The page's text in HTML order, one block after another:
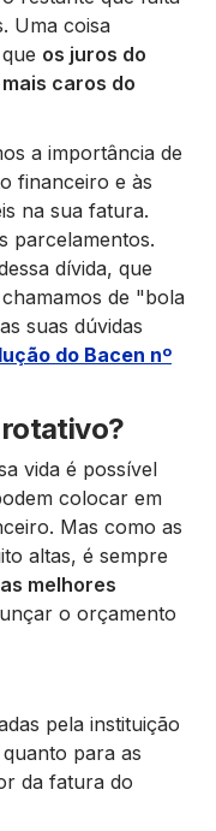
Uma coisa
os juros do
caros do
a importância de
financeiro e às
na sua fatura.
parcelamentos.
dívida, que
de "bola
suas dúvidas
do Bacen nº
vida é possível
colocar em
Mas como as
altas, é sempre
melhores
o orçamento
pela instituição
para as
da fatura do